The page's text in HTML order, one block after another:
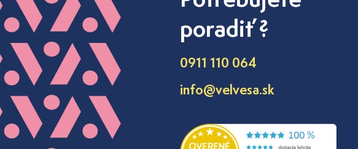
poradiť ?
0911 110 064
info@velvesa.sk